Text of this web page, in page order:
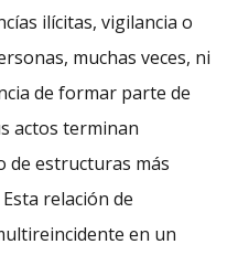
ilícitas, vigilancia o
muchas veces, ni
de formar parte de
actos terminan
de estructuras más
relación de
en un